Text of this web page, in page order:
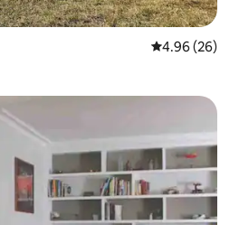
평점 4.96점(5
4.96 (26)